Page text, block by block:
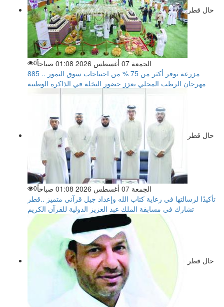
حال قطر
الجمعة 07 أغسطس 2026 01:08 صباحاً 0
885 مزرعة توفر أكثر من 75 % من احتياجات سوق التمور ..
مهرجان الرطب المحلي يعزز حضور النخلة في الذاكرة الوطنية
حال قطر
الجمعة 07 أغسطس 2026 01:08 صباحاً 0
تأكيدًا لرسالتها في رعاية كتاب الله وإعداد جيل قرآني متميز ..قطر
تشارك في مسابقة الملك عبد العزيز الدولية للقرآن الكريم
حال قطر